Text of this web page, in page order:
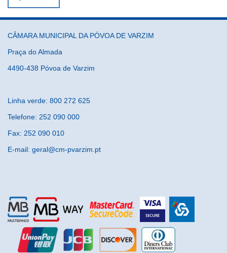
CÂMARA MUNICIPAL DA PÓVOA DE VARZIM
Praça do Almada
4490-438 Póvoa de Varzim
Linha verde: 800 272 625
Telefone: 252 090 000
Fax: 252 090 010
E-mail: geral@cm-pvarzim.pt